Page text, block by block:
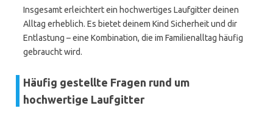
Insgesamt erleichtert ein hochwertiges Laufgitter deinen
Alltag erheblich. Es bietet deinem Kind Sicherheit und dir
Entlastung – eine Kombination, die im Familienalltag häufig
gebraucht wird.
Häufig gestellte Fragen rund um
hochwertige Laufgitter